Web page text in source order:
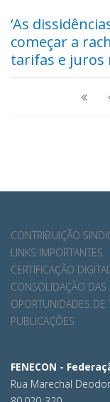
‘As
começar a
tarifas e juros
CONTRIBUIÇÃO
LINKS IMPORTANTES
CERTIFICAÇÃO
CONSOLIDAÇÃO
OPORTUNIDADES DE
PUBLICAÇÕES
FENECON -
Rua Marechal